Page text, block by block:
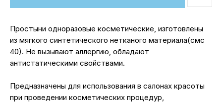
Простыни одноразовые косметические, изготовлены
из мягкого синтетического нетканого материала(смс
40). Не вызывают аллергию, обладают
антистатическими свойствами.
Предназначены для использования в салонах красоты
при проведении косметических процедур,